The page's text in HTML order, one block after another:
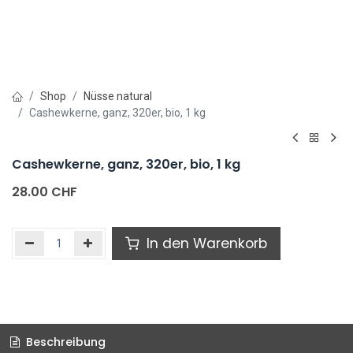
Shop
Nüsse natural
Cashewkerne, ganz, 320er, bio, 1 kg
Cashewkerne, ganz, 320er, bio, 1 kg
28.00 CHF
In den Warenkorb
Beschreibung